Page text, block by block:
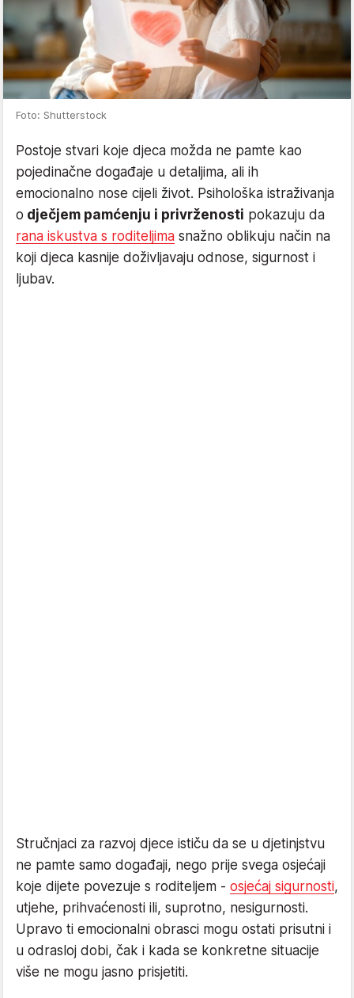
Foto: Shutterstock
Postoje stvari koje djeca možda ne pamte kao
pojedinačne događaje u detaljima, ali ih
emocionalno nose cijeli život. Psihološka istraživanja
o dječjem pamćenju i privrženosti pokazuju da
rana iskustva s roditeljima snažno oblikuju način na
koji djeca kasnije doživljavaju odnose, sigurnost i
ljubav.
Stručnjaci za razvoj djece ističu da se u djetinjstvu
ne pamte samo događaji, nego prije svega osjećaji
koje dijete povezuje s roditeljem - osjećaj sigurnosti,
utjehe, prihvaćenosti ili, suprotno, nesigurnosti.
Upravo ti emocionalni obrasci mogu ostati prisutni i
u odrasloj dobi, čak i kada se konkretne situacije
više ne mogu jasno prisjetiti.